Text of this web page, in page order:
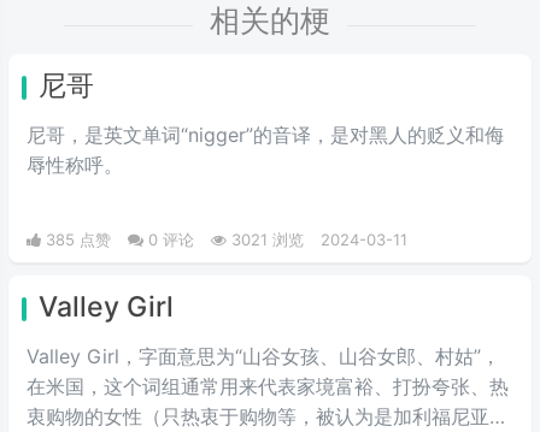
相关的梗
尼哥
尼哥，是英文单词“nigger”的音译，是对黑人的贬义和侮
辱性称呼。
385 点赞 0 评论 3021 浏览 2024-03-11
Valley Girl
Valley Girl，字面意思为“山谷女孩、山谷女郎、村姑”，
在米国，这个词组通常用来代表家境富裕、打扮夸张、热
衷购物的女性（只热衷于购物等，被认为是加利福尼亚州